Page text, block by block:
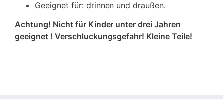
Geeignet für: drinnen und draußen.
Achtung! Nicht für Kinder unter drei Jahren
geeignet ! Verschluckungsgefahr! Kleine Teile!